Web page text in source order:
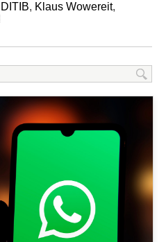
DITIB, Klaus Wowereit,